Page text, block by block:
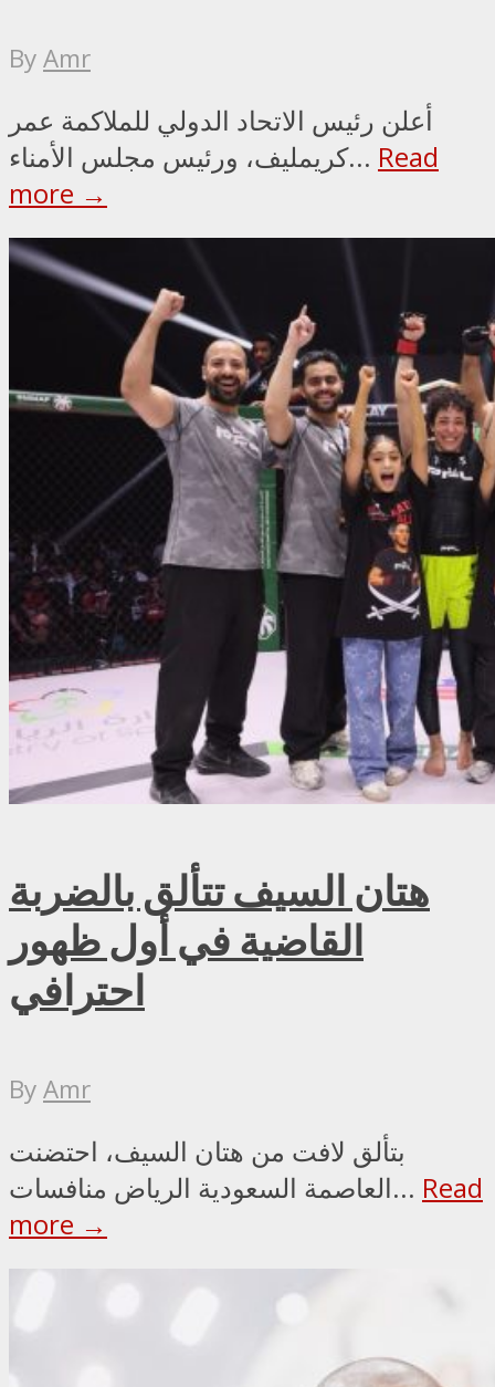
ByAmr
أعلن رئيس الاتحاد الدولي للملاكمة عمر
كريمليف، ورئيس مجلس الأمناء... Read
more →
هتان السيف تتألق بالضربة
القاضية في أول ظهور
احترافي
ByAmr
بتألق لافت من هتان السيف، احتضنت
العاصمة السعودية الرياض منافسات... Read
more →